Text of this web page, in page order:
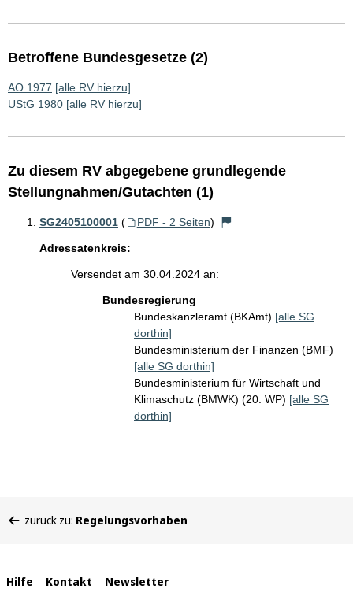
Betroffene Bundesgesetze (2)
AO 1977 [alle RV hierzu]
UStG 1980 [alle RV hierzu]
Zu diesem RV abgegebene grundlegende
Stellungnahmen/Gutachten (1)
SG2405100001 ( PDF - 2 Seiten)
Adressatenkreis:
Versendet am 30.04.2024 an:
Bundesregierung
Bundeskanzleramt (BKAmt) [alle SG
dorthin]
Bundesministerium der Finanzen (BMF)
[alle SG dorthin]
Bundesministerium für Wirtschaft und
Klimaschutz (BMWK) (20. WP) [alle SG
dorthin]
befinden
zurück zu: Regelungsvorhaben
Hilfe Kontakt Newsletter